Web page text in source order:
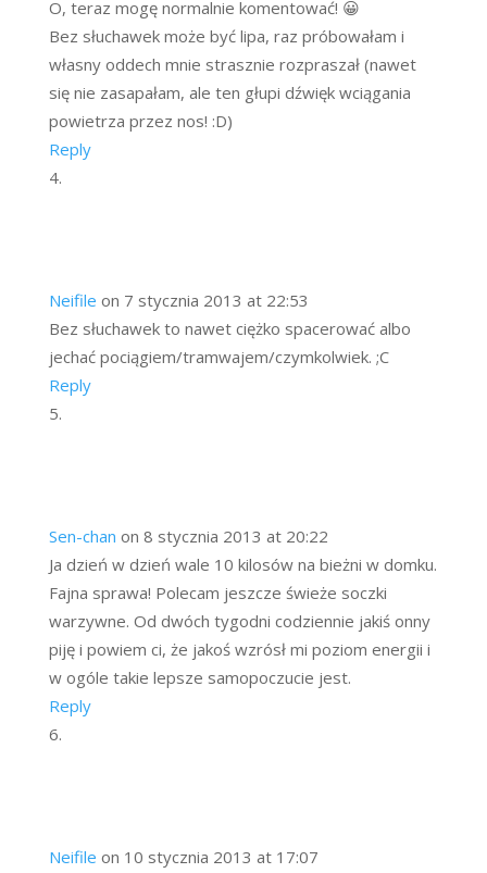
O, teraz mogę normalnie komentować! 😀
Bez słuchawek może być lipa, raz próbowałam i
własny oddech mnie strasznie rozpraszał (nawet
się nie zasapałam, ale ten głupi dźwięk wciągania
powietrza przez nos! :D)
Reply
Neifile on 7 stycznia 2013 at 22:53
Bez słuchawek to nawet ciężko spacerować albo
jechać pociągiem/tramwajem/czymkolwiek. ;C
Reply
Sen-chan on 8 stycznia 2013 at 20:22
Ja dzień w dzień wale 10 kilosów na bieżni w domku.
Fajna sprawa! Polecam jeszcze świeże soczki
warzywne. Od dwóch tygodni codziennie jakiś onny
piję i powiem ci, że jakoś wzrósł mi poziom energii i
w ogóle takie lepsze samopoczucie jest.
Reply
Neifile on 10 stycznia 2013 at 17:07